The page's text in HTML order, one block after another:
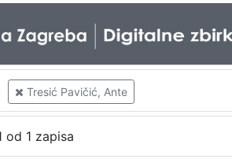
Tresić Pavičić, Ante
od 1 zapisa